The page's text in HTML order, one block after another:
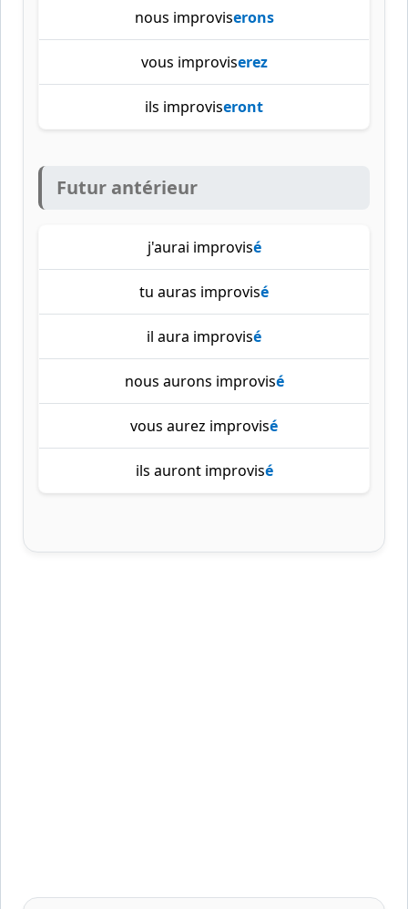
nous improviserons
vous improviserez
ils improviseront
Futur antérieur
j'aurai improvisé
tu auras improvisé
il aura improvisé
nous aurons improvisé
vous aurez improvisé
ils auront improvisé